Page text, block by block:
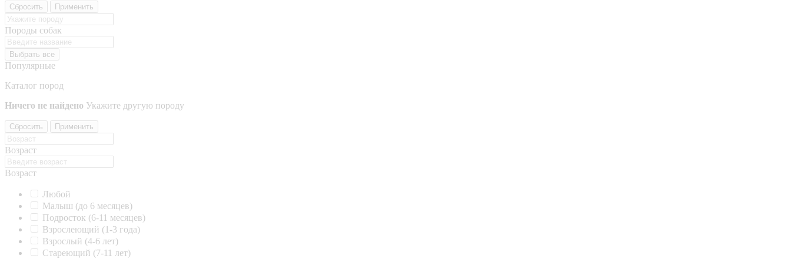
Сбросить Применить
Породы собак
Выбрать все
Популярные
Каталог пород
Ничего не найдено Укажите другую породу
Сбросить Применить
Возраст
Возраст
Любой
Малыш (до 6 месяцев)
Подросток (6-11 месяцев)
Взрослеющий (1-3 года)
Взрослый (4-6 лет)
Стареющий (7-11 лет)